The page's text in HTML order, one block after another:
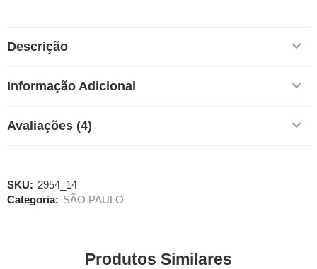
Descrição
Informação Adicional
Avaliações (4)
SKU: 2954_14
Categoria: SÃO PAULO
Produtos Similares